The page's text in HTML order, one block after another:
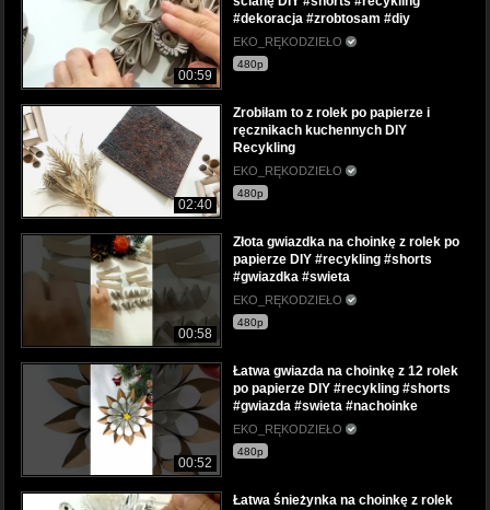
00:59
#dekoracja #zrobtosam #diy
EKO_RĘKODZIEŁO
480p
02:40
Zrobiłam to z rolek po papierze i
ręcznikach kuchennych DIY
Recykling
EKO_RĘKODZIEŁO
480p
00:58
Złota gwiazdka na choinkę z rolek po
papierze DIY #recykling #shorts
#gwiazdka #swieta
EKO_RĘKODZIEŁO
480p
00:52
Łatwa gwiazda na choinkę z 12 rolek
po papierze DIY #recykling #shorts
#gwiazda #swieta #nachoinke
EKO_RĘKODZIEŁO
480p
Łatwa śnieżynka na choinkę z rolek